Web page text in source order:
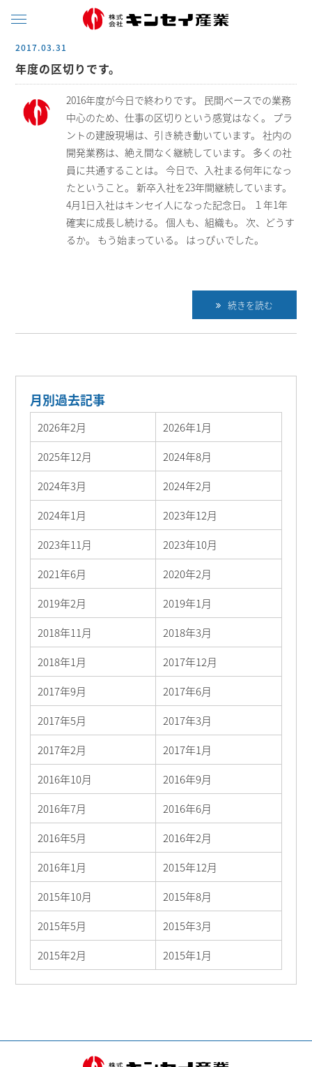
2017.03.31
年度の区切りです。
2016年度が今日で終わりです。 民間ベースでの業務
中心のため、仕事の区切りという感覚はなく。 プラ
ントの建設現場は、引き続き動いています。 社内の
開発業務は、絶え間なく継続しています。 多くの社
員に共通することは。 今日で、入社まる何年になっ
たということ。 新卒入社を23年間継続しています。
4月1日入社はキンセイ人になった記念日。 １年1年
確実に成長し続ける。 個人も、組織も。 次、どうす
るか。 もう始まっている。 はっぴぃでした。
続きを読む
月別過去記事
2026年2月
2026年1月
2025年12月
2024年8月
2024年3月
2024年2月
2024年1月
2023年12月
2023年11月
2023年10月
2021年6月
2020年2月
2019年2月
2019年1月
2018年11月
2018年3月
2018年1月
2017年12月
2017年9月
2017年6月
2017年5月
2017年3月
2017年2月
2017年1月
2016年10月
2016年9月
2016年7月
2016年6月
2016年5月
2016年2月
2016年1月
2015年12月
2015年10月
2015年8月
2015年5月
2015年3月
2015年2月
2015年1月